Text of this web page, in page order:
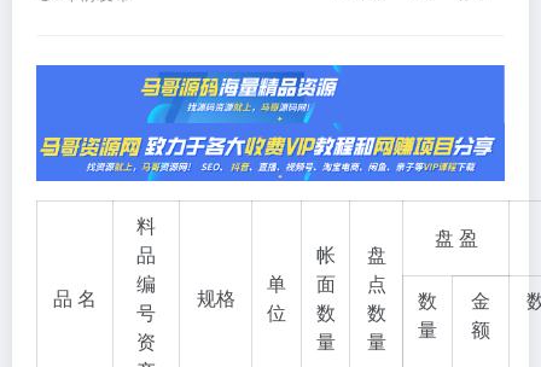
品 名
料
品
编
号
资
规格
单
位
帐
面
数
量
盘
点
数
量
盘 盈
数
量
金
额